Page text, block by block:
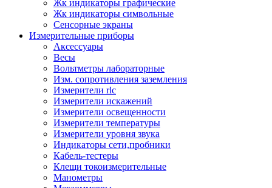
Жк индикаторы графические
Жк индикаторы символьные
Сенсорные экраны
Измерительные приборы
Аксессуары
Весы
Вольтметры лабораторные
Изм. сопротивления заземления
Измерители rlc
Измерители искажений
Измерители освещенности
Измерители температуры
Измерители уровня звука
Индикаторы сети,пробники
Кабель-тестеры
Клещи токоизмерительные
Манометры